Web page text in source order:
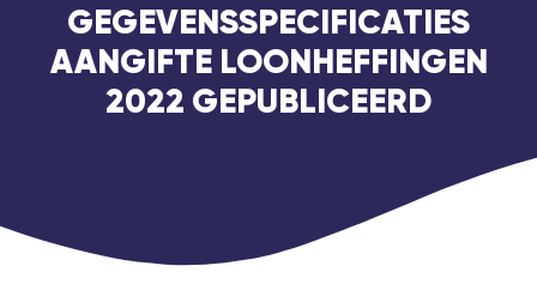
GEGEVENSSPECIFICATIES
AANGIFTE LOONHEFFINGEN
2022 GEPUBLICEERD